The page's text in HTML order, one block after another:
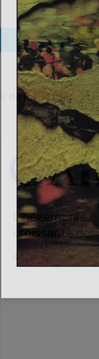
du faible cont
L’hégémonie
croissante des
23 mars 2017